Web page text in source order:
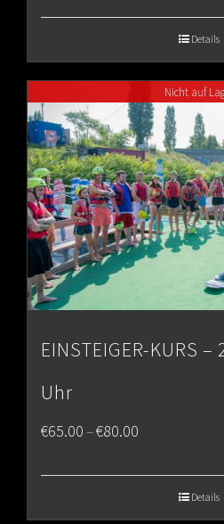
€80.00
Details
Nicht auf
EINSTEIGER-KURS
Uhr
€65.00–€80.00
Details